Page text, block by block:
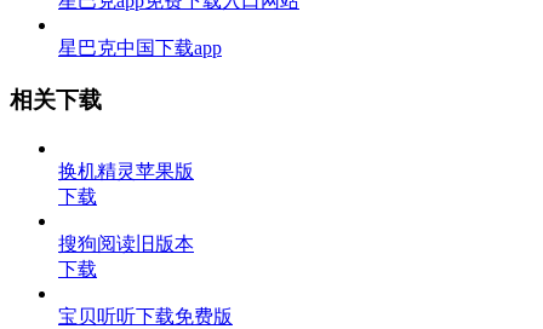
星巴克中国下载app
相关下载
换机精灵苹果版
下载
搜狗阅读旧版本
下载
宝贝听听下载免费版